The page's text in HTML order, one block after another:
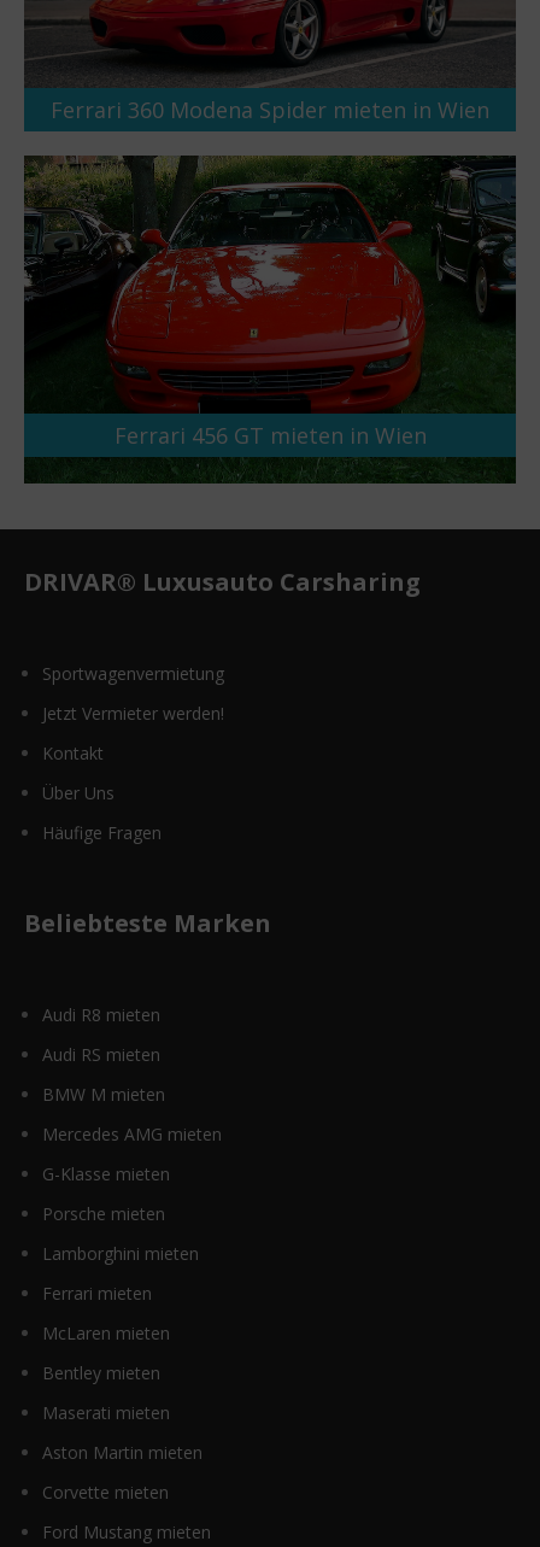
Ferrari 360 Modena Spider mieten in Wien
Ferrari 456 GT mieten in Wien
DRIVAR® Luxusauto Carsharing
Sportwagenvermietung
Jetzt Vermieter werden!
Kontakt
Über Uns
Häufige Fragen
Beliebteste Marken
Audi R8 mieten
Audi RS mieten
BMW M mieten
Mercedes AMG mieten
G-Klasse mieten
Porsche mieten
Lamborghini mieten
Ferrari mieten
McLaren mieten
Bentley mieten
Maserati mieten
Aston Martin mieten
Corvette mieten
Ford Mustang mieten